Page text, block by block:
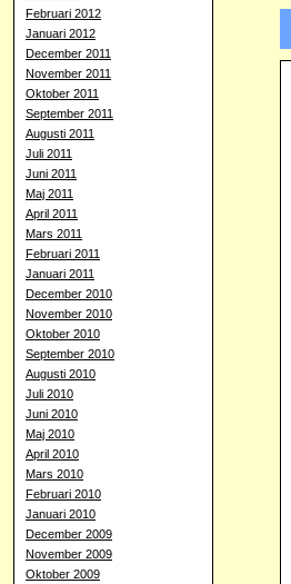
Februari 2012
Januari 2012
December 2011
November 2011
Oktober 2011
September 2011
Augusti 2011
Juli 2011
Juni 2011
Maj 2011
April 2011
Mars 2011
Februari 2011
Januari 2011
December 2010
November 2010
Oktober 2010
September 2010
Augusti 2010
Juli 2010
Juni 2010
Maj 2010
April 2010
Mars 2010
Februari 2010
Januari 2010
December 2009
November 2009
Oktober 2009